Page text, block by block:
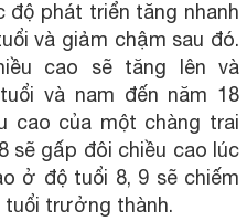
độ phát triển tăng nhanh
và giảm chậm sau đó.
cao sẽ tăng lên và
và nam đến năm 18
cao của một chàng trai
sẽ gấp đôi chiều cao lúc
ở độ tuổi 8, 9 sẽ chiếm
tuổi trưởng thành.